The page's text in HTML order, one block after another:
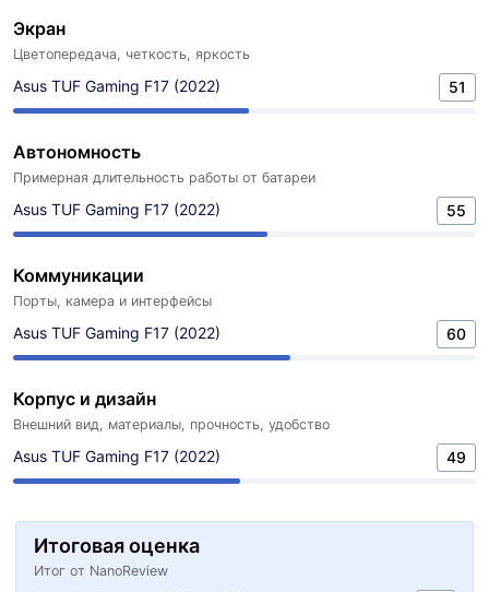
Экран
Цветопередача, четкость, яркость
Asus TUF Gaming F17 (2022) 51
Автономность
Примерная длительность работы от батареи
Asus TUF Gaming F17 (2022) 55
Коммуникации
Порты, камера и интерфейсы
Asus TUF Gaming F17 (2022) 60
Корпус и дизайн
Внешний вид, материалы, прочность, удобство
Asus TUF Gaming F17 (2022) 49
Итоговая оценка
Итог от NanoReview